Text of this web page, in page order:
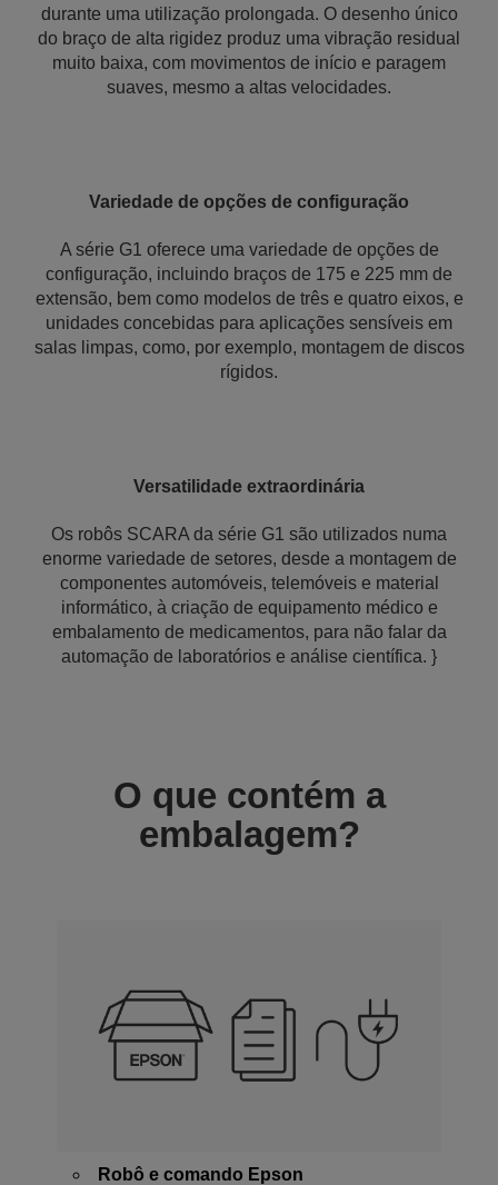
durante uma utilização prolongada. O desenho único
do braço de alta rigidez produz uma vibração residual
muito baixa, com movimentos de início e paragem
suaves, mesmo a altas velocidades.
Variedade de opções de configuração
A série G1 oferece uma variedade de opções de
configuração, incluindo braços de 175 e 225 mm de
extensão, bem como modelos de três e quatro eixos, e
unidades concebidas para aplicações sensíveis em
salas limpas, como, por exemplo, montagem de discos
rígidos.
Versatilidade extraordinária
Os robôs SCARA da série G1 são utilizados numa
enorme variedade de setores, desde a montagem de
componentes automóveis, telemóveis e material
informático, à criação de equipamento médico e
embalamento de medicamentos, para não falar da
automação de laboratórios e análise científica. }
O que contém a
embalagem?
Robô e comando Epson